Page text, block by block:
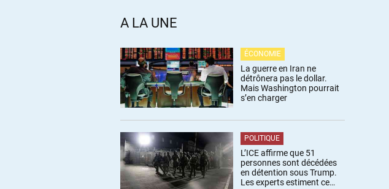
A LA UNE
ÉCONOMIE
La guerre en Iran ne
détrônera pas le dollar.
Mais Washington pourrait
s’en charger
POLITIQUE
L’ICE affirme que 51
personnes sont décédées
en détention sous Trump.
Les experts estiment ce